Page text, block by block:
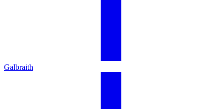
Galbraith